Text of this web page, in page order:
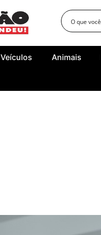
Veículos Animais